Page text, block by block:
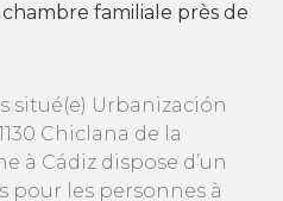
familiale près de
situé(e) Urbanización
Chiclana de la
à Cádiz dispose d’un
pour les personnes à